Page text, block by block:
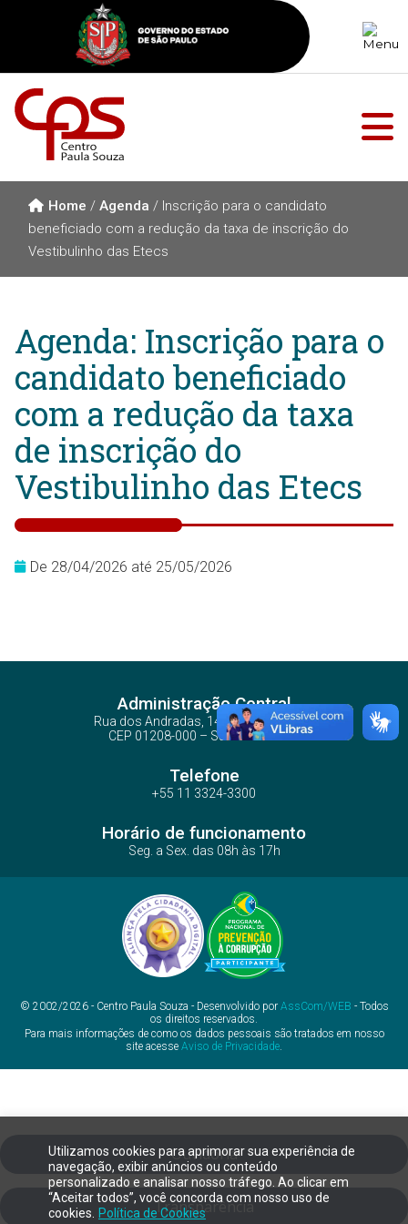
Utilizamos cookies para aprimorar sua experiência de
navegação, exibir anúncios ou conteúdo
personalizado e analisar nosso tráfego. Ao clicar em
“Aceitar todos”, você concorda com nosso uso de
cookies.
Política de Cookies
Home / Agenda / Inscrição para o candidato
beneficiado com a redução da taxa de inscrição do
Vestibulinho das Etecs
Agenda: Inscrição para o
candidato beneficiado
com a redução da taxa
de inscrição do
Vestibulinho das Etecs
De 28/04/2026 até 25/05/2026
Administração Central
Rua dos Andradas, 140 - Santa Ifigênia
CEP 01208-000 – São Paulo – SP
Telefone
+55 11 3324-3300
Horário de funcionamento
Seg. a Sex. das 08h às 17h
© 2002/2026 - Centro Paula Souza - Desenvolvido por AssCom/WEB - Todos
os direitos reservados.
Para mais informações de como os dados pessoais são tratados em nosso
site acesse Aviso de Privacidade.
Ouvidoria
Transparência